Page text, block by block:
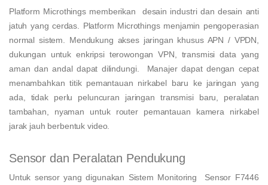
Platform Microthings memberikan desain industri dan desain anti
jatuh yang cerdas. Platform Microthings menjamin pengoperasian
normal sistem. Mendukung akses jaringan khusus APN / VPDN,
dukungan untuk enkripsi terowongan VPN, transmisi data yang
aman dan andal dapat dilindungi. Manajer dapat dengan cepat
menambahkan titik pemantauan nirkabel baru ke jaringan yang
ada, tidak perlu peluncuran jaringan transmisi baru, peralatan
tambahan, nyaman untuk router pemantauan kamera nirkabel
jarak jauh berbentuk video.
Sensor dan Peralatan Pendukung
Untuk sensor yang digunakan Sistem Monitoring Sensor F7446